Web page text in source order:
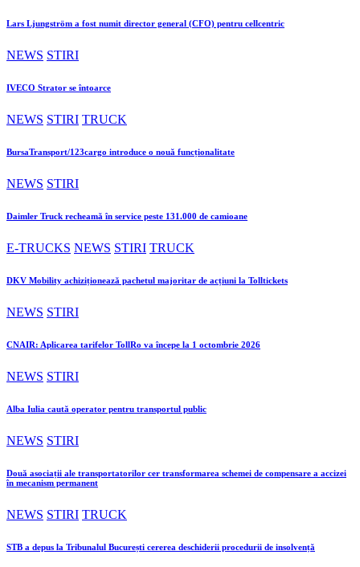
Lars Ljungström a fost numit director general (CFO) pentru cellcentric
NEWS STIRI
IVECO Strator se întoarce
NEWS STIRI TRUCK
BursaTransport/123cargo introduce o nouă funcționalitate
NEWS STIRI
Daimler Truck recheamă în service peste 131.000 de camioane
E-TRUCKS NEWS STIRI TRUCK
DKV Mobility achiziționează pachetul majoritar de acțiuni la Tolltickets
NEWS STIRI
CNAIR: Aplicarea tarifelor TollRo va începe la 1 octombrie 2026
NEWS STIRI
Alba Iulia caută operator pentru transportul public
NEWS STIRI
Două asociații ale transportatorilor cer transformarea schemei de compensare a accizei
în mecanism permanent
NEWS STIRI TRUCK
STB a depus la Tribunalul București cererea deschiderii procedurii de insolvență